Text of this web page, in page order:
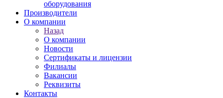
оборудования
Производители
О компании
Назад
О компании
Новости
Сертификаты и лицензии
Филиалы
Вакансии
Реквизиты
Контакты